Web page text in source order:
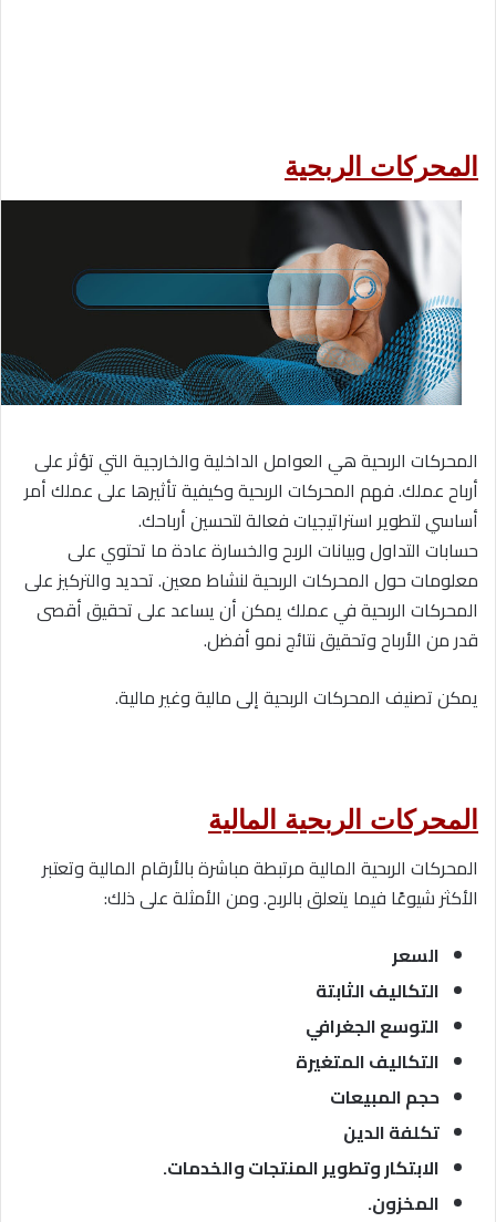
المحركات الربحية
المحركات الربحية هي العوامل الداخلية والخارجية التي تؤثر على
أرباح عملك. فهم المحركات الربحية وكيفية تأثيرها على عملك أمر
أساسي لتطوير استراتيجيات فعالة لتحسين أرباحك.
حسابات التداول وبيانات الربح والخسارة عادة ما تحتوي على
معلومات حول المحركات الربحية لنشاط معين. تحديد والتركيز على
المحركات الربحية في عملك يمكن أن يساعد على تحقيق أقصى
قدر من الأرباح وتحقيق نتائج نمو أفضل.
يمكن تصنيف المحركات الربحية إلى مالية وغير مالية.
المحركات الربحية المالية
المحركات الربحية المالية مرتبطة مباشرة بالأرقام المالية وتعتبر
الأكثر شيوعًا فيما يتعلق بالربح. ومن الأمثلة على ذلك:
السعر
التكاليف الثابتة
التوسع الجغرافي
التكاليف المتغيرة
حجم المبيعات
تكلفة الدين
الابتكار وتطوير المنتجات والخدمات.
المخزون.